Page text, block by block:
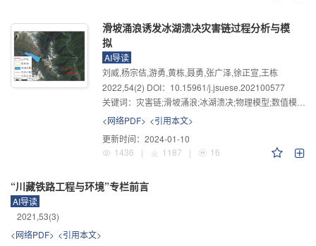
滑坡涌浪诱发冰湖溃决灾害链过程分析与模
拟
AI导读
刘威,杨宗佶,游勇,黄栋,聂勇,张广泽,徐正宣,王栋
2022,54(2) DOI：10.15961/j.jsuese.202100577
关键词： 灾害链;滑坡涌浪;冰湖溃决;物理模型;数值模拟;过程分析
<网络PDF> <引用本文>
更新时间： 2024-01-10
1436
| 1187 | 16
“川藏铁路工程与环境”专栏前言
AI导读
2021,53(3)
<网络PDF> <引用本文>